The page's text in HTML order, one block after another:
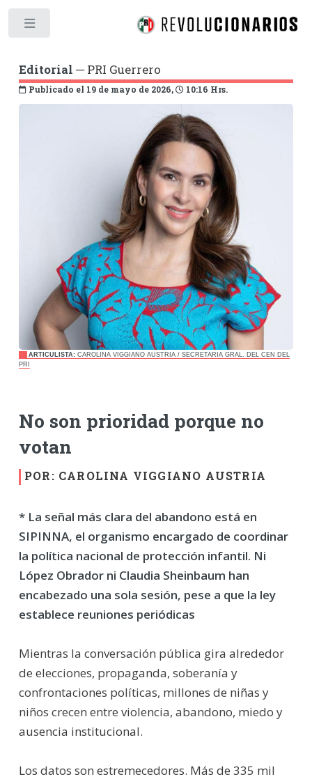
Editorial ─ PRI Guerrero
Publicado el 19 de mayo de 2026, 10:16 Hrs.
No son prioridad porque no
votan
POR: CAROLINA VIGGIANO AUSTRIA
* La señal más clara del abandono está en
SIPINNA, el organismo encargado de coordinar
la política nacional de protección infantil. Ni
López Obrador ni Claudia Sheinbaum han
encabezado una sola sesión, pese a que la ley
establece reuniones periódicas
Mientras la conversación pública gira alrededor
de elecciones, propaganda, soberanía y
confrontaciones políticas, millones de niñas y
niños crecen entre violencia, abandono, miedo y
ausencia institucional.
Los datos son estremecedores. Más de 335 mil
ARTICULISTA:CAROLINA VIGGIANO AUSTRIA / SECRETARIA GRAL. DEL CEN DEL
PRI